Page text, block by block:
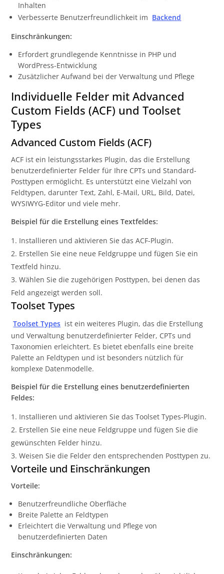
Inhalten
Verbesserte Benutzerfreundlichkeit im Backend
Einschränkungen:
Erfordert grundlegende Kenntnisse in PHP und
WordPress-Entwicklung
Zusätzlicher Aufwand bei der Verwaltung und Pflege
Individuelle Felder mit Advanced
Custom Fields (ACF) und Toolset
Types
Advanced Custom Fields (ACF)
ACF ist ein leistungsstarkes Plugin, das die Erstellung
benutzerdefinierter Felder für Ihre CPTs und Standard-
Posttypen ermöglicht. Es unterstützt eine Vielzahl von
Feldtypen, darunter Text, Zahl, E-Mail, URL, Bild, Datei,
WYSIWYG-Editor und viele mehr.
Beispiel für die Erstellung eines Textfeldes:
Installieren und aktivieren Sie das ACF-Plugin.
Erstellen Sie eine neue Feldgruppe und fügen Sie ein
Textfeld hinzu.
Wählen Sie die zugehörigen Posttypen, bei denen das
Feld angezeigt werden soll.
Toolset Types
Toolset Types ist ein weiteres Plugin, das die Erstellung
und Verwaltung benutzerdefinierter Felder, CPTs und
Taxonomien erleichtert. Es bietet ebenfalls eine breite
Palette an Feldtypen und ist besonders nützlich für
komplexe Datenmodelle.
Beispiel für die Erstellung eines benutzerdefinierten
Feldes:
Installieren und aktivieren Sie das Toolset Types-Plugin.
Erstellen Sie eine neue Feldgruppe und fügen Sie die
gewünschten Felder hinzu.
Weisen Sie die Felder den entsprechenden Posttypen zu.
Vorteile und Einschränkungen
Vorteile:
Benutzerfreundliche Oberfläche
Breite Palette an Feldtypen
Erleichtert die Verwaltung und Pflege von
benutzerdefinierten Daten
Einschränkungen: